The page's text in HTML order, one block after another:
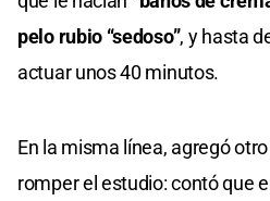
pelo rubio “sedoso”, y hasta
actuar unos 40 minutos.
En la misma línea, agregó
romper el estudio: contó que